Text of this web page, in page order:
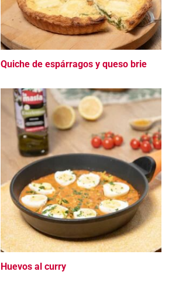
Quiche de espárragos y queso brie
Huevos al curry